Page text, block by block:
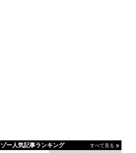
ー人気記事ランキング すべて見る